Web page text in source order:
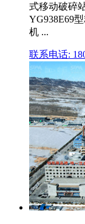
式移动破碎
YG938E69
机 ...
联系电话: